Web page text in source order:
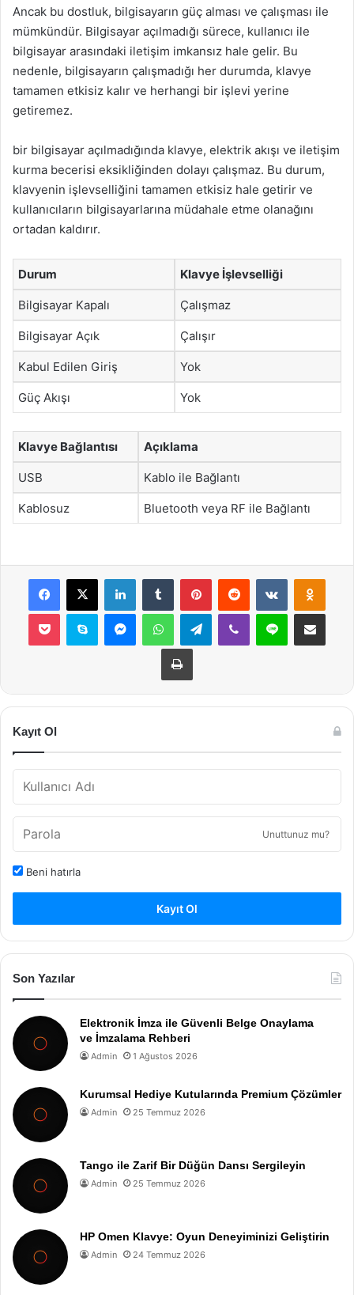
Ancak bu dostluk, bilgisayarın güç alması ve çalışması ile
mümkündür. Bilgisayar açılmadığı sürece, kullanıcı ile
bilgisayar arasındaki iletişim imkansız hale gelir. Bu
nedenle, bilgisayarın çalışmadığı her durumda, klavye
tamamen etkisiz kalır ve herhangi bir işlevi yerine
getiremez.
bir bilgisayar açılmadığında klavye, elektrik akışı ve iletişim
kurma becerisi eksikliğinden dolayı çalışmaz. Bu durum,
klavyenin işlevselliğini tamamen etkisiz hale getirir ve
kullanıcıların bilgisayarlarına müdahale etme olanağını
ortadan kaldırır.
Durum Klavye İşlevselliği
Bilgisayar Kapalı Çalışmaz
Bilgisayar Açık Çalışır
Kabul Edilen Giriş Yok
Güç Akışı Yok
Klavye Bağlantısı Açıklama
USB Kablo ile Bağlantı
Kablosuz Bluetooth veya RF ile Bağlantı
Facebook
X LinkedInTumblr PinterestReddit VKontakte
Pocket Skype MessengerWhatsAppTelegramViber Line E-Posta ile
Yazdır
Kayıt Ol
Unuttunuz mu?
Beni hatırla
Kayıt Ol
Son Yazılar
Elektronik İmza ile Güvenli Belge Onaylama
ve İmzalama Rehberi
Admin 1 Ağustos 2026
Kurumsal Hediye Kutularında Premium Çözümler
Admin 25 Temmuz 2026
Tango ile Zarif Bir Düğün Dansı Sergileyin
Admin 25 Temmuz 2026
HP Omen Klavye: Oyun Deneyiminizi Geliştirin
Admin 24 Temmuz 2026